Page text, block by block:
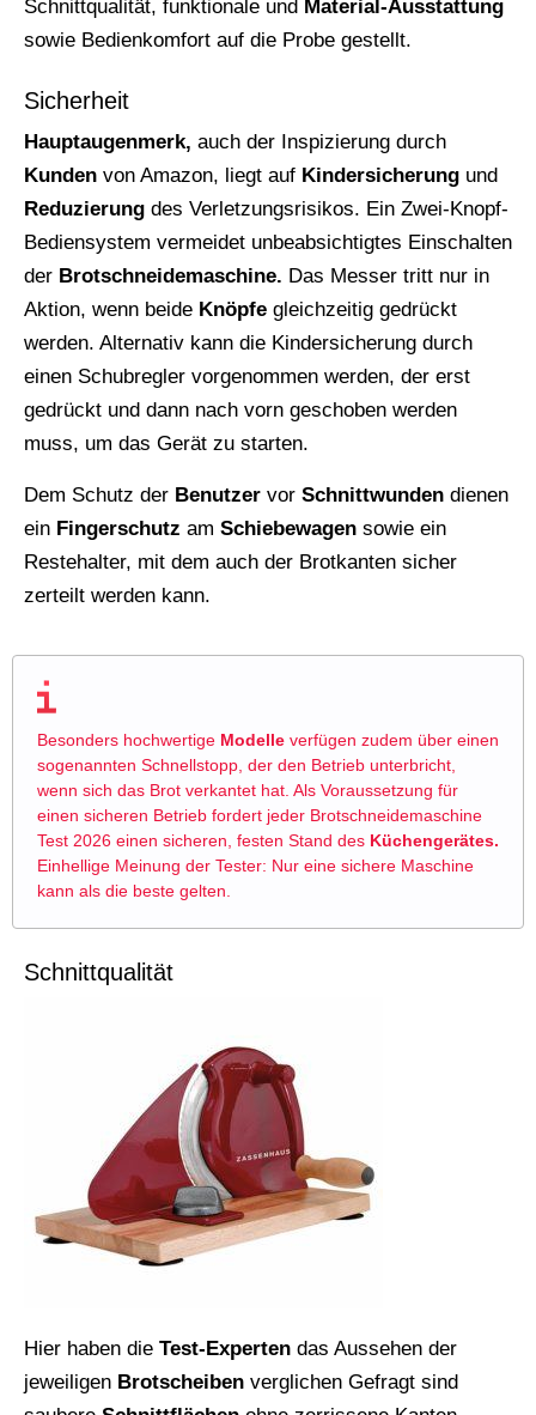
Schnittqualität, funktionale und Material-Ausstattung
sowie Bedienkomfort auf die Probe gestellt.
Sicherheit
Hauptaugenmerk, auch der Inspizierung durch
Kunden von Amazon, liegt auf Kindersicherung und
Reduzierung des Verletzungsrisikos. Ein Zwei-Knopf-
Bediensystem vermeidet unbeabsichtigtes Einschalten
der Brotschneidemaschine. Das Messer tritt nur in
Aktion, wenn beide Knöpfe gleichzeitig gedrückt
werden. Alternativ kann die Kindersicherung durch
einen Schubregler vorgenommen werden, der erst
gedrückt und dann nach vorn geschoben werden
muss, um das Gerät zu starten.
Dem Schutz der Benutzer vor Schnittwunden dienen
ein Fingerschutz am Schiebewagen sowie ein
Restehalter, mit dem auch der Brotkanten sicher
zerteilt werden kann.
Besonders hochwertige Modelle verfügen zudem über einen
sogenannten Schnellstopp, der den Betrieb unterbricht,
wenn sich das Brot verkantet hat. Als Voraussetzung für
einen sicheren Betrieb fordert jeder Brotschneidemaschine
Test 2026 einen sicheren, festen Stand des Küchengerätes.
Einhellige Meinung der Tester: Nur eine sichere Maschine
kann als die beste gelten.
Schnittqualität
Hier haben die Test-Experten das Aussehen der
jeweiligen Brotscheiben verglichen Gefragt sind